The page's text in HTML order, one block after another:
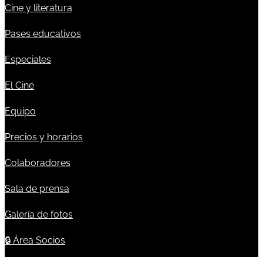
Cine y literatura
Pases educativos
Especiales
El Cine
Equipo
Precios y horarios
Colaboradores
Sala de prensa
Galería de fotos
🔒 Área Socios